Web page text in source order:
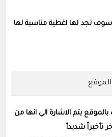
سوف تجد لها اغطية مناسبة لها
يتم الاشارة الي انها من